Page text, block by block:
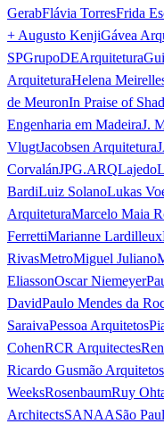
GerabFlávia TorresFrida
+ Augusto KenjiGávea
SPGrupoDEArquitetura
ArquiteturaHelena
de MeuronIn Praise of
Engenharia em MadeiraJ.
VlugtJacobsen Arquitetura
CorvalánJPG.ARQLajedo
BardiLuiz SolanoLukas
ArquiteturaMarcelo Maia
FerrettiMarianne Lardilleux
RivasMetroMiguel Juliano
EliassonOscar Niemeyer
DavidPaulo Mendes da
SaraivaPessoa Arquitetos
CohenRCR Arquitectes
Ricardo Gusmão Arquitetos
WeeksRosenbaumRuy
ArchitectsSANAASão